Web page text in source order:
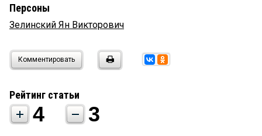
Персоны
Зелинский Ян Викторович
Комментировать
Рейтинг статьи
4 3